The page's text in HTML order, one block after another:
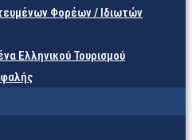
Φορέων / Ιδιωτών
Ελληνικού Τουρισμού